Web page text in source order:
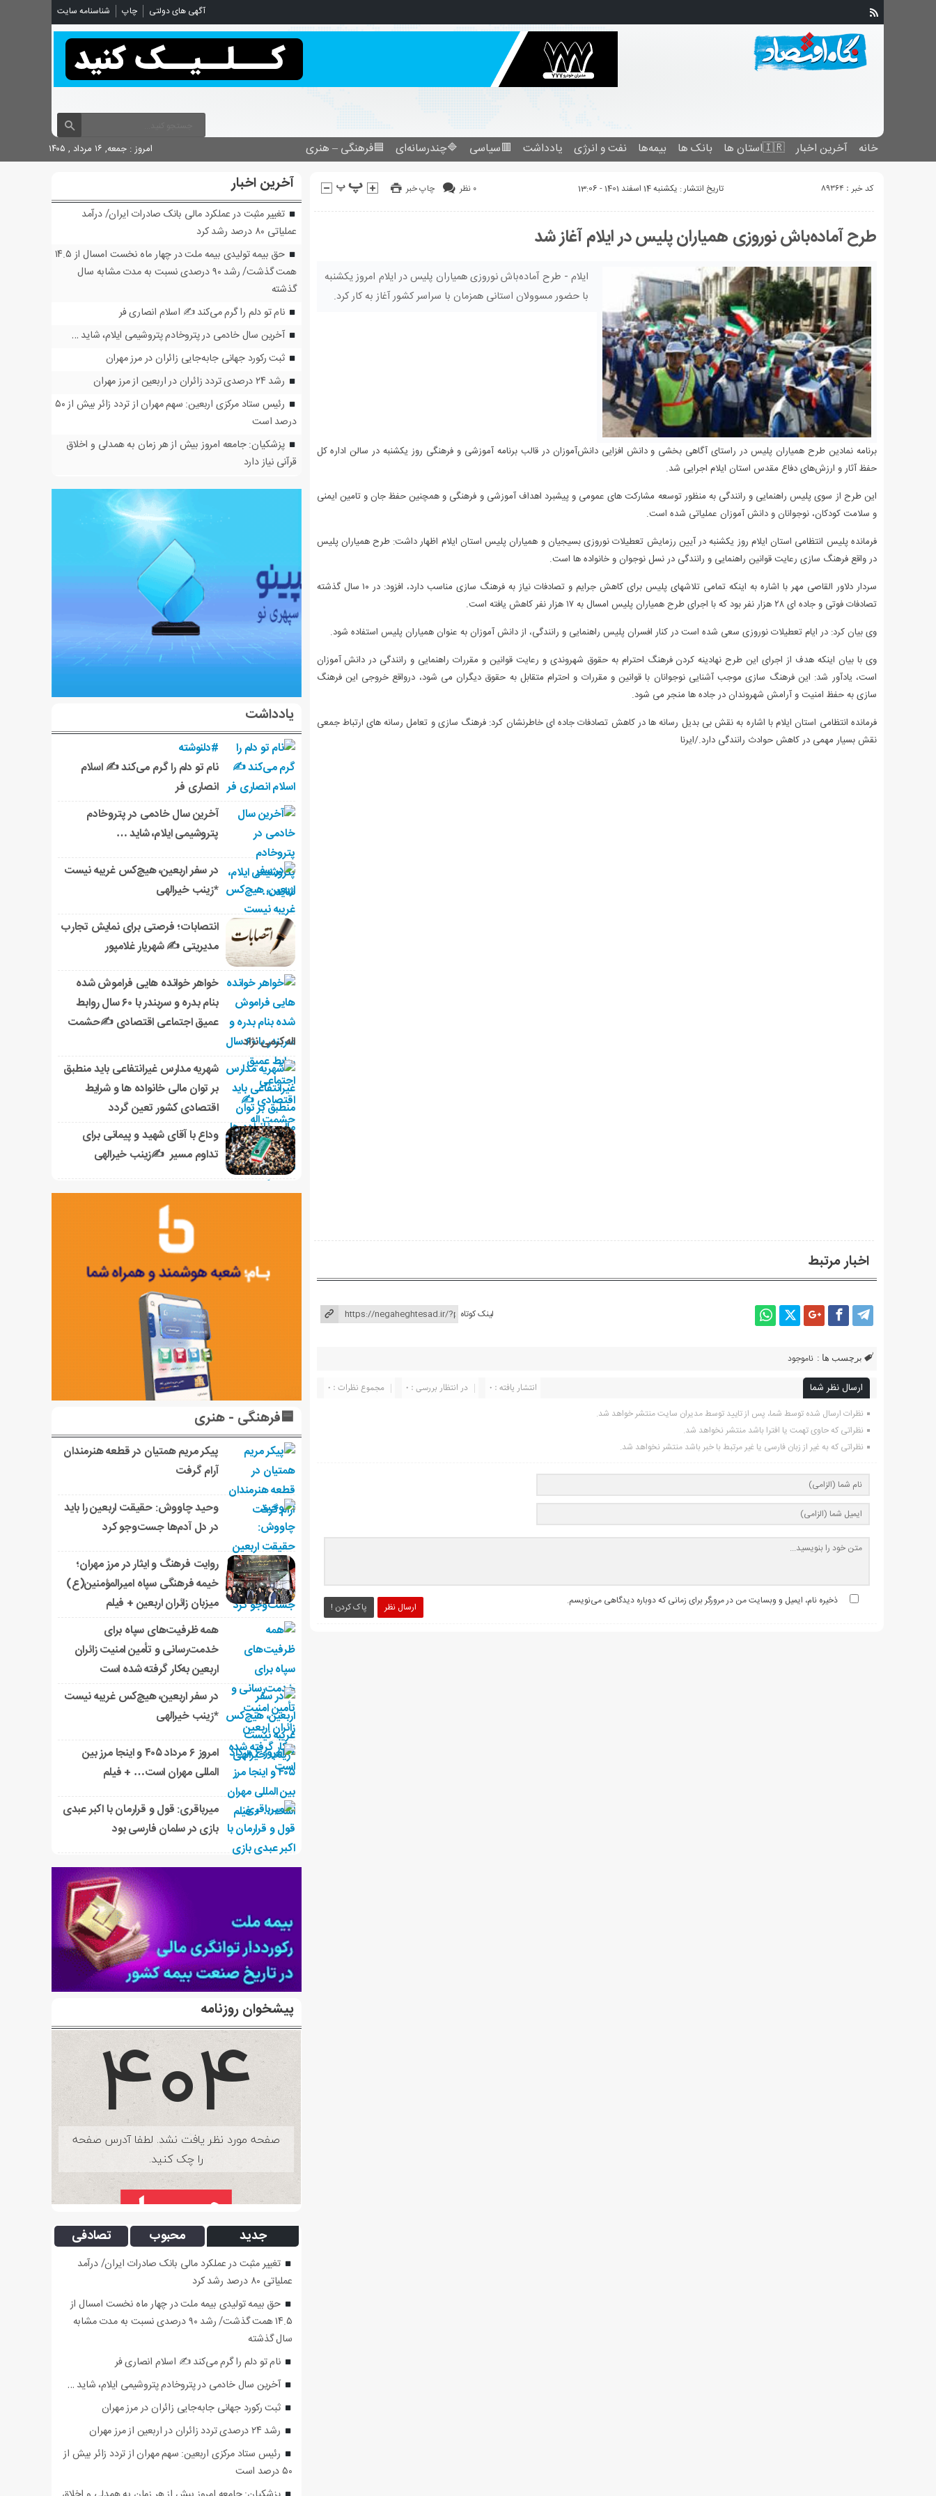
آگهی های دولتی چاپ شناسنامه سایت
خانه آخرین اخبار 🇮🇷استان ‌ها بانک ها بیمه‌ها نفت و انرژی یادداشت 🟥سیاسی 🔷چندرسانه‌ای 🟦فرهنگی – هنری امروز : جمعه, ۱۶ مرداد , ۱۴۰۵
کد خبر : 89364 تاریخ انتشار : یکشنبه 14 اسفند 1401 - 13:06 چاپ خبر ۰ نظر
طرح آماده‌باش نوروزی همیاران پلیس در ایلام آغاز شد
ایلام - طرح آماده‌باش نوروزی همیاران پلیس در ایلام امروز یکشنبه
با حضور مسوولان استانی همزمان با سراسر کشور آغاز به کار کرد.
برنامه نمادین طرح همیاران پلیس در راستای آگاهی بخشی و دانش افزایی دانش‌آموزان در قالب برنامه آموزشی و فرهنگی روز یکشنبه در سالن اداره کل
حفظ آثار و ارزش‌های دفاع مقدس استان ایلام اجرایی شد.
این طرح از سوی پلیس راهنمایی و رانندگی به منظور توسعه مشارکت های عمومی و پیشبرد اهداف آموزشی و فرهنگی و همچنین حفظ جان و تامین ایمنی
و سلامت کودکان، نوجوانان و دانش آموزان عملیاتی شده است.
فرمانده پلیس انتظامی استان ایلام روز یکشنبه در آیین رزمایش تعطیلات نوروزی بسیجیان و همیاران پلیس استان ایلام اظهار داشت: طرح همیاران پلیس
در واقع فرهنگ سازی رعایت قوانین راهنمایی و رانندگی در نسل نوجوان و خانواده ها است.
سردار دلاور القاصی مهر با اشاره به اینکه تمامی تلاشهای پلیس برای کاهش جرایم و تصادفات نیاز به فرهنگ سازی مناسب دارد، افزود: در ۱۰ سال گذشته
تصادفات فوتی و جاده ای ۲۸ هزار نفر بود که با اجرای طرح همیاران پلیس امسال به ۱۷ هزار نفر کاهش یافته است.
وی بیان کرد: در ایام تعطیلات نوروزی سعی شده است در کنار افسران پلیس راهنمایی و رانندگی، از دانش آموزان به عنوان همیاران پلیس استفاده شود.
وی با بیان اینکه هدف از اجرای این طرح نهادینه کردن فرهنگ احترام به حقوق شهروندی و رعایت قوانین و مقررات راهنمایی و رانندگی در دانش آموزان
است، یادآور شد: این فرهنگ سازی موجب آشنایی نوجوانان با قوانین و مقررات و احترام متقابل به حقوق دیگران می شود، درواقع خروجی این فرهنگ
سازی به حفظ امنیت و آرامش شهروندان در جاده ها منجر می شود.
فرمانده انتظامی استان ایلام با اشاره به نقش بی بدیل رسانه ها در کاهش تصادفات جاده ای خاطرنشان کرد: فرهنگ سازی و تعامل رسانه های ارتباط جمعی
نقش بسیار مهمی در کاهش حوادث رانندگی دارد./ایرنا
اخبار مرتبط
لینک کوتاه
برچسب ها : ناموجود
ارسال نظر شما مجموع نظرات : 0 در انتظار بررسی : 0 انتشار یافته : ۰
نظرات ارسال شده توسط شما، پس از تایید توسط مدیران سایت منتشر خواهد شد.
نظراتی که حاوی تهمت یا افترا باشد منتشر نخواهد شد.
نظراتی که به غیر از زبان فارسی یا غیر مرتبط با خبر باشد منتشر نخواهد شد.
ارسال نظر پاک کردن ! ذخیره نام، ایمیل و وبسایت من در مرورگر برای زمانی که دوباره دیدگاهی می‌نویسم.
آخرین اخبار
تغییر مثبت در عملکرد مالی بانک صادرات ایران/ درآمد
عملیاتی ۸۰ درصد رشد کرد
حق بیمه تولیدی بیمه ملت در چهار ماه نخست امسال از ۱۴.۵
همت گذشت/ رشد ۹۰ درصدی نسبت به مدت مشابه سال
گذشته
نام تو دلم را گرم می‌کند ✍️ اسلام انصاری فر
آخرین سال خادمی در پتروخادم پتروشیمی ایلام، شاید …
ثبت رکورد جهانی جابه‌جایی زائران در مرز مهران
رشد ۲۴ درصدی تردد زائران در اربعین از مرز مهران
رئیس ستاد مرکزی اربعین: سهم مهران از تردد زائر بیش از ۵۰
درصد است
پزشکیان: جامعه امروز بیش از هر زمان به همدلی و اخلاق
قرآنی نیاز دارد
یادداشت
#دلنوشته
نام تو دلم را گرم می‌کند ✍️ اسلام
انصاری فر
آخرین سال خادمی در پتروخادم
پتروشیمی ایلام، شاید …
در سفر اربعین، هیچ‌کس غریبه نیست
*زینب خیرالهی
انتصابات؛ فرصتی برای نمایش تجارب
مدیریتی ✍ شهریار غلامپور
خواهر خوانده هایی فراموش شده
بنام بدره و سربندر با ۶۰ سال روابط
عمیق اجتماعی اقتصادی ✍حشمت
اله کرمی نژاد
شهریه مدارس غیرانتفاعی باید منطبق
بر توان مالی خانواده ها و شرایط
اقتصادی کشور تعین گردد
وداع با آقای شهید و پیمانی برای
تداوم مسیر ✍زینب خیرالهی
🟦فرهنگی - هنری
پیکر مریم همتیان در قطعه هنرمندان
آرام گرفت
وحید چاووش: حقیقت اربعین را باید
در دل آدم‌ها جست‌وجو کرد
روایت فرهنگ و ایثار در مرز مهران؛
خیمه فرهنگی سپاه امیرالمؤمنین(ع)
میزبان زائران اربعین + فیلم
همه ظرفیت‌های سپاه برای
خدمت‌رسانی و تأمین امنیت زائران
اربعین به‌کار گرفته شده است
در سفر اربعین، هیچ‌کس غریبه نیست
*زینب خیرالهی
امروز ۶ مرداد ۴۰۵ و اینجا مرز بین
المللی مهران است… + فیلم
میرباقری: قول و قرارمان با اکبر عبدی
بازی در سلمان فارسی بود
پیشخوان روزنامه
جدید محبوب تصادفی
تغییر مثبت در عملکرد مالی بانک صادرات ایران/ درآمد
عملیاتی ۸۰ درصد رشد کرد
حق بیمه تولیدی بیمه ملت در چهار ماه نخست امسال از
۱۴.۵ همت گذشت/ رشد ۹۰ درصدی نسبت به مدت مشابه
سال گذشته
نام تو دلم را گرم می‌کند ✍️ اسلام انصاری فر
آخرین سال خادمی در پتروخادم پتروشیمی ایلام، شاید …
ثبت رکورد جهانی جابه‌جایی زائران در مرز مهران
رشد ۲۴ درصدی تردد زائران در اربعین از مرز مهران
رئیس ستاد مرکزی اربعین: سهم مهران از تردد زائر بیش از
۵۰ درصد است